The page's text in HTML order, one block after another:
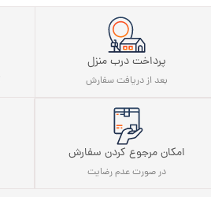
پرداخت درب منزل
بعد از دریافت سفارش
امکان مرجوع کردن سفارش
در صورت عدم رضایت